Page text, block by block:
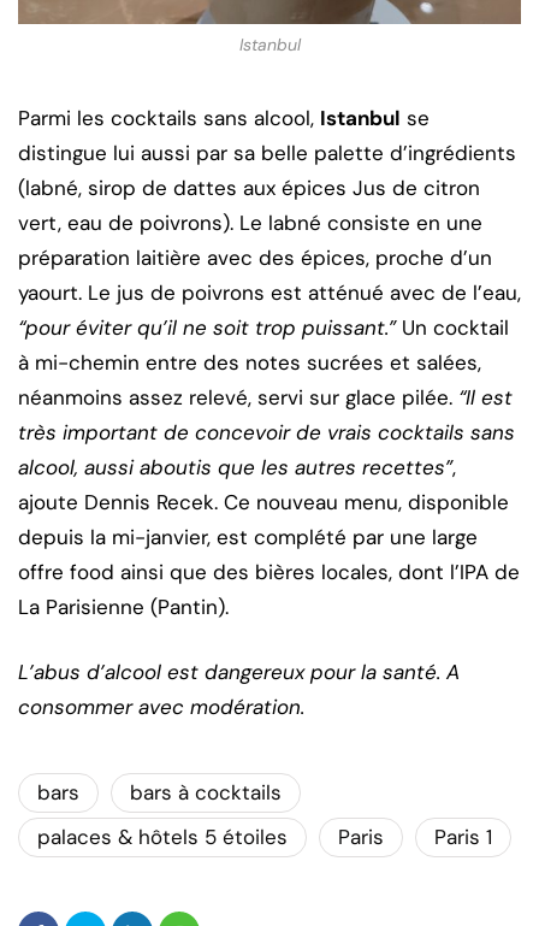
Istanbul
Parmi les cocktails sans alcool, Istanbul se
distingue lui aussi par sa belle palette d’ingrédients
(labné, sirop de dattes aux épices Jus de citron
vert, eau de poivrons). Le labné consiste en une
préparation laitière avec des épices, proche d’un
yaourt. Le jus de poivrons est atténué avec de l’eau,
“pour éviter qu’il ne soit trop puissant.”Un cocktail
à mi-chemin entre des notes sucrées et salées,
néanmoins assez relevé, servi sur glace pilée. “Il est
très important de concevoir de vrais cocktails sans
alcool, aussi aboutis que les autres recettes”,
ajoute Dennis Recek. Ce nouveau menu, disponible
depuis la mi-janvier, est complété par une large
offre food ainsi que des bières locales, dont l’IPA de
La Parisienne (Pantin).
L’abus d’alcool est dangereux pour la santé. A
consommer avec modération.
bars
bars à cocktails
palaces & hôtels 5 étoiles
Paris Paris 1